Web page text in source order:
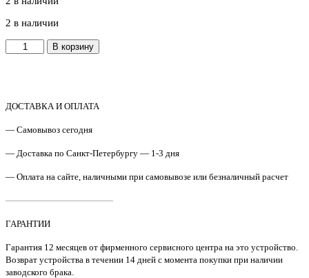
2 в наличии
Количество
товара
ролика
1
LJ
Original
В корзину
ДОСТАВКА И ОПЛАТА
— Самовывоз сегодня
— Доставка по Санкт-Петербургу — 1-3 дня
— Оплата на сайте, наличными при самовывозе или безналичный расчет
————————————
ГАРАНТИИ
Гарантия 12 месяцев от фирменного сервисного центра на это устройство.
Возврат устройства в течении 14 дней с момента покупки при наличии
заводского брака.